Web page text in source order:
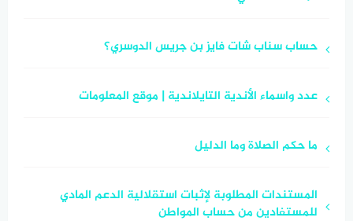
حساب سناب شات فايز بن جريس الدوسري؟
عدد واسماء الأندية التايلاندية | موقع المعلومات
ما حكم الصلاة وما الدليل
المستندات المطلوبة لإثبات استقلالية الدعم المادي
للمستفادين من حساب المواطن